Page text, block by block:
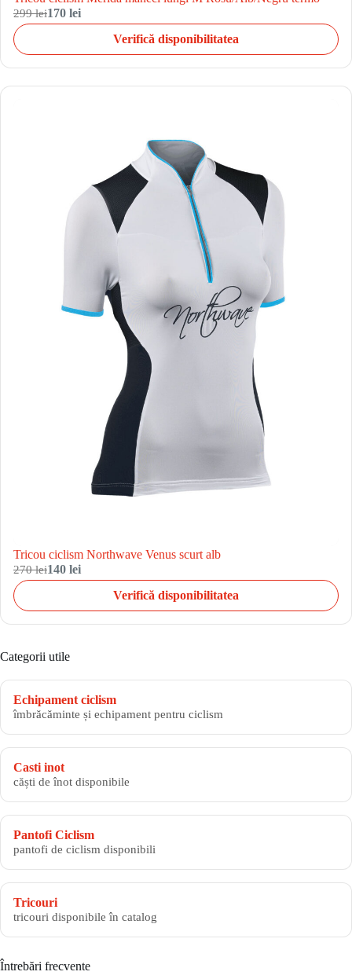
299 lei170 lei
Verifică disponibilitatea
Tricou ciclism Northwave Venus scurt alb
270 lei140 lei
Verifică disponibilitatea
Categorii utile
Echipament ciclism
îmbrăcăminte și echipament pentru ciclism
Casti inot
căști de înot disponibile
Pantofi Ciclism
pantofi de ciclism disponibili
Tricouri
tricouri disponibile în catalog
Întrebări frecvente